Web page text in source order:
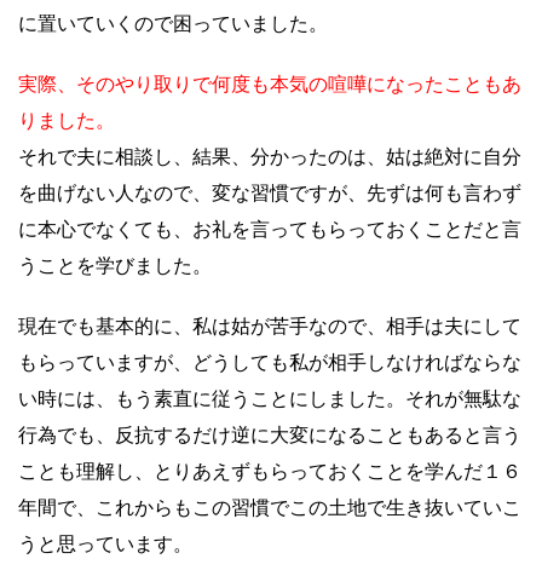
に置いていくので困っていました。
実際、そのやり取りで何度も本気の喧嘩になったこともあ
りました。
それで夫に相談し、結果、分かったのは、姑は絶対に自分
を曲げない人なので、変な習慣ですが、先ずは何も言わず
に本心でなくても、お礼を言ってもらっておくことだと言
うことを学びました。
現在でも基本的に、私は姑が苦手なので、相手は夫にして
もらっていますが、どうしても私が相手しなければならな
い時には、もう素直に従うことにしました。それが無駄な
行為でも、反抗するだけ逆に大変になることもあると言う
ことも理解し、とりあえずもらっておくことを学んだ１６
年間で、これからもこの習慣でこの土地で生き抜いていこ
うと思っています。